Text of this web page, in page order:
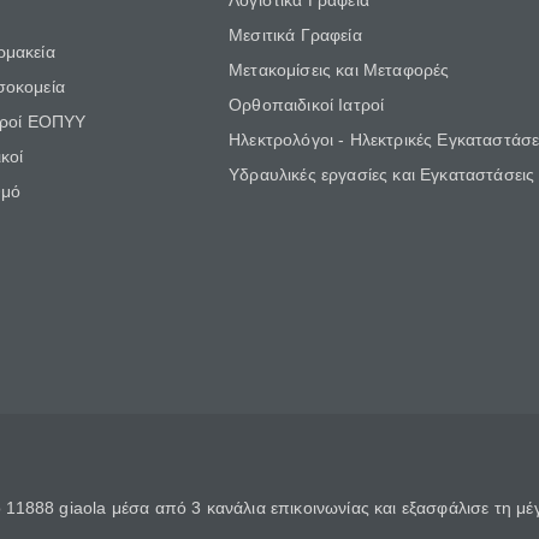
ΕΟΠΥΥ
Μεσιτικά Γραφεία
Μετακομίσεις και Μεταφορές
Ορθοπαιδικοί Ιατροί
Ηλεκτρολόγοι - Ηλεκτρικές
Υδραυλικές εργασίες και Εγκαταστάσεις
giaola μέσα από 3 κανάλια επικοινωνίας και εξασφάλισε τη